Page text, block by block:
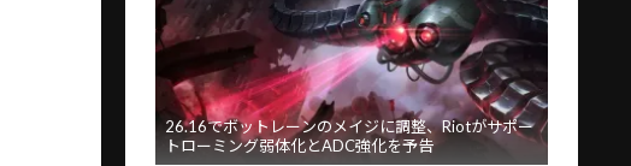
26.16でボットレーンのメイジに調整、Riotがサポー
トローミング弱体化とADC強化を予告